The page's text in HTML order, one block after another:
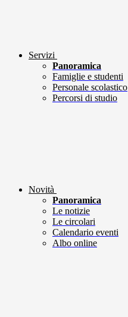
Servizi
Panoramica
Famiglie e studenti
Personale scolastico
Percorsi di studio
Novità
Panoramica
Le notizie
Le circolari
Calendario eventi
Albo online